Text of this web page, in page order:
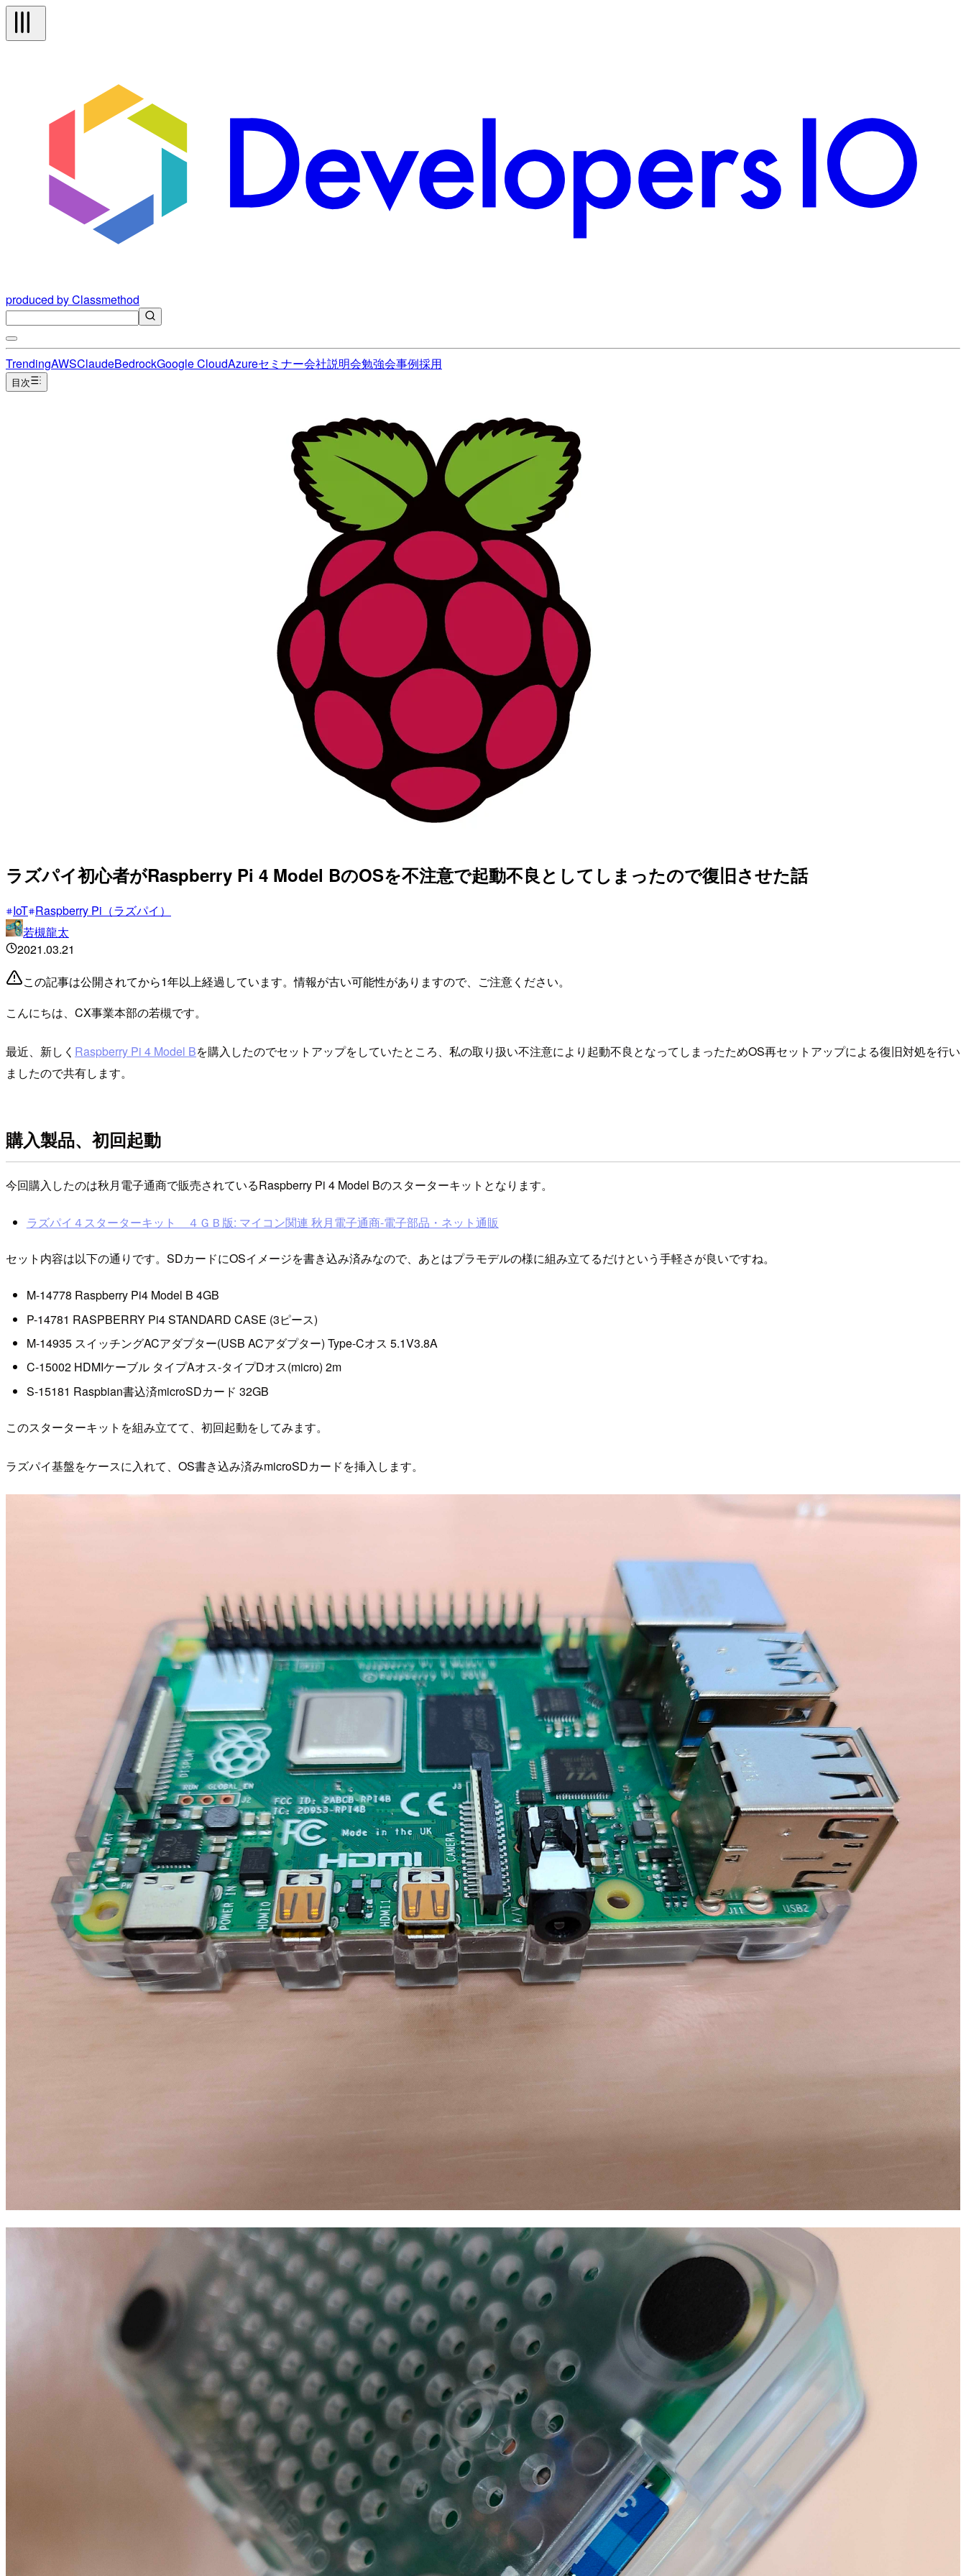
produced by Classmethod
TrendingAWSClaudeBedrockGoogle CloudAzureセミナー会社説明会勉強会事例採用
目次
ラズパイ初心者がRaspberry Pi 4 Model BのOSを不注意で起動不良としてしまったので復旧させた話
IoT Raspberry Pi（ラズパイ）
若槻龍太
2021.03.21
この記事は公開されてから1年以上経過しています。情報が古い可能性がありますので、ご注意ください。
こんにちは、CX事業本部の若槻です。
最近、新しく Raspberry Pi 4 Model Bを購入したのでセットアップをしていたところ、私の取り扱い不注意により起動不良となってしまったためOS再セットアップによる復旧対処を行い
ましたので共有します。
購入製品、初回起動
今回購入したのは秋月電子通商で販売されているRaspberry Pi 4 Model Bのスターターキットとなります。
ラズパイ４スターターキット ４ＧＢ版: マイコン関連 秋月電子通商-電子部品・ネット通販
セット内容は以下の通りです。SDカードにOSイメージを書き込み済みなので、あとはプラモデルの様に組み立てるだけという手軽さが良いですね。
M-14778 Raspberry Pi4 Model B 4GB
P-14781 RASPBERRY Pi4 STANDARD CASE (3ピース)
M-14935 スイッチングACアダプター(USB ACアダプター) Type-Cオス 5.1V3.8A
C-15002 HDMIケーブル タイプAオス-タイプDオス(micro) 2m
S-15181 Raspbian書込済microSDカード 32GB
このスターターキットを組み立てて、初回起動をしてみます。
ラズパイ基盤をケースに入れて、OS書き込み済みmicroSDカードを挿入します。